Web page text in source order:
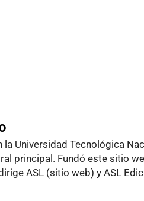
Universidad Tecnológica
principal. Fundó este sitio
ASL (sitio web) y ASL